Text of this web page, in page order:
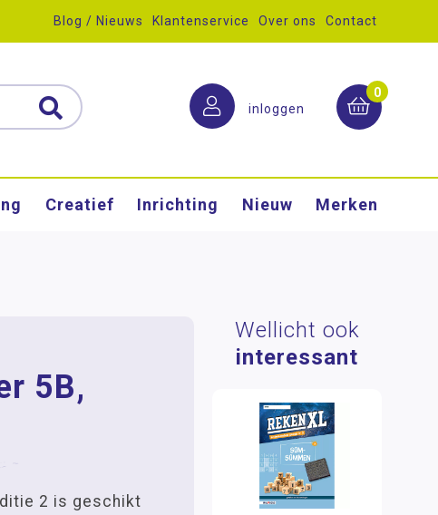
Blog / Nieuws Klantenservice Over ons Contact
inloggen
0
Creatief Inrichting Nieuw Merken
5B,
2 is geschikt
Wellicht ook
interessant